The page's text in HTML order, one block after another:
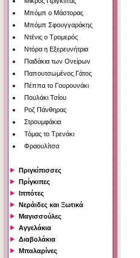
Μπόμπ ο Μάστορας
Μπόμπ Σφουγγαράκης
Ντένις ο Τρομερός
Ντόρα η Εξερευνήτρια
Παιδάκια των Ονείρων
Παπουτσωμένος Γάτος
Πέππα το Γουρουνάκι
Πουλάκι Τσίου
Ροζ Πάνθηρας
Στρουμφάκια
Τόμας το Τρενάκι
Φραουλίτσα
Πριγκίπισσες
Πρίγκιπες
Ιππότες
Νεράιδες και Ξωτικά
Μαγισσούλες
Αγγελάκια
Διαβολάκια
Μπαλαρίνες